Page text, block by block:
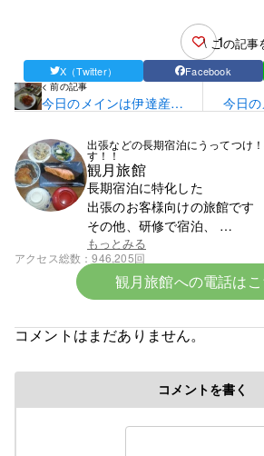
1
\ この記事
X（Twitter） Facebook
< 前の記事
今日のメインは伊達産じ
今日
出張などの長期宿泊にうってつけ
す！！
観月旅館
長期宿泊に特化した
出張のお客様向けの旅館です
その他、研修で宿泊、
スポーツ少年団での団体宿泊
ます
まずはお電話ください。
令和８年各部屋エアコン導入に
もっとみる
アクセス総数 946,205回
観月旅館への電話は
コメントはまだありません。
コメントを書く